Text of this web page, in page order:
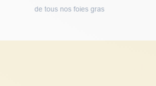
de tous nos foies gras